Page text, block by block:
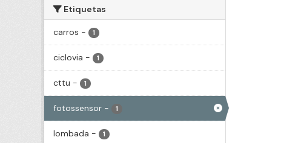
Etiquetas
carros - 1
ciclovia - 1
cttu - 1
fotossensor - 1
lombada - 1